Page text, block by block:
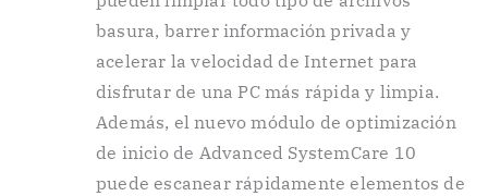
basura, barrer información privada y
acelerar la velocidad de Internet para
disfrutar de una PC más rápida y limpia.
Además, el nuevo módulo de optimización
de inicio de Advanced SystemCare 10
puede escanear rápidamente elementos de